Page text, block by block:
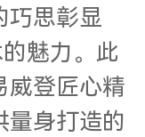
巧思彰显
魅力。此
威登匠心精
量身打造的